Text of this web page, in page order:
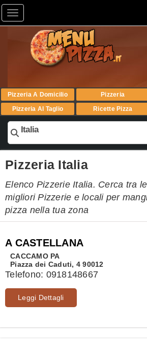
Toggle navigation
Pizzeria A Domicilio Pizzeria
Pizzeria Al Taglio
Ricette Pizza
Italia
Pizzeria Italia
Elenco Pizzerie Italia. Cerca tra
migliori Pizzerie e locali per
pizza nella tua zona
A CASTELLANA
CACCAMO PA
Piazza dei Caduti, 4 90012
Telefono: 0918148667
Leggi Dettagli